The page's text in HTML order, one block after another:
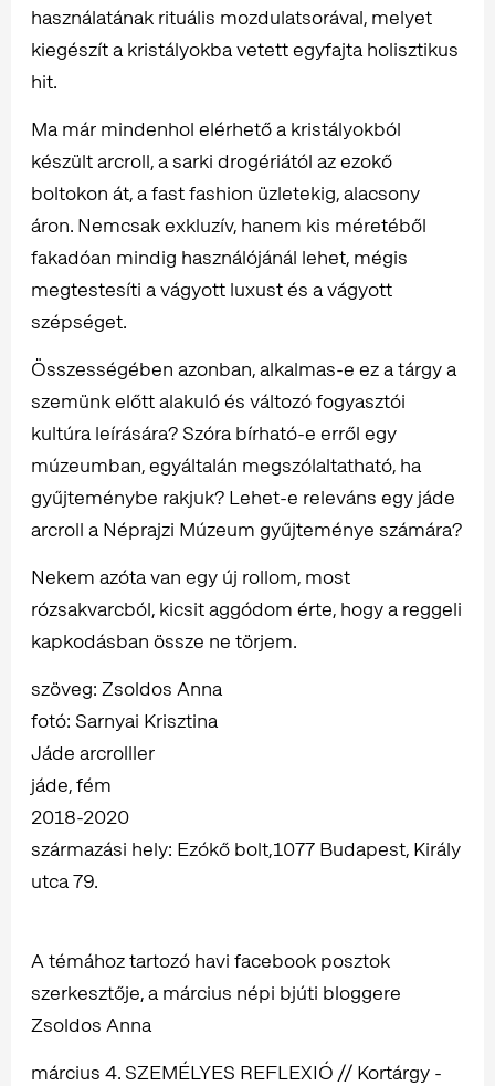
használatának rituális mozdulatsorával, melyet
kiegészít a kristályokba vetett egyfajta holisztikus
hit.
Ma már mindenhol elérhető a kristályokból
készült arcroll, a sarki drogériától az ezokő
boltokon át, a fast fashion üzletekig, alacsony
áron. Nemcsak exkluzív, hanem kis méretéből
fakadóan mindig használójánál lehet, mégis
megtestesíti a vágyott luxust és a vágyott
szépséget.
Összességében azonban, alkalmas-e ez a tárgy a
szemünk előtt alakuló és változó fogyasztói
kultúra leírására? Szóra bírható-e erről egy
múzeumban, egyáltalán megszólaltatható, ha
gyűjteménybe rakjuk? Lehet-e releváns egy jáde
arcroll a Néprajzi Múzeum gyűjteménye számára?
Nekem azóta van egy új rollom, most
rózsakvarcból, kicsit aggódom érte, hogy a reggeli
kapkodásban össze ne törjem.
szöveg: Zsoldos Anna
fotó: Sarnyai Krisztina
Jáde arcrolller
jáde, fém
2018-2020
származási hely: Ezókő bolt,1077 Budapest, Király
utca 79.
A témához tartozó havi facebook posztok
szerkesztője, a március népi bjúti bloggere
Zsoldos Anna
március 4. SZEMÉLYES REFLEXIÓ // Kortárgy -